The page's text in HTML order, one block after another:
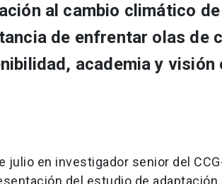
al cambio climático
de enfrentar olas de
academia y
julio en investigador senior del
del estudio de adaptación